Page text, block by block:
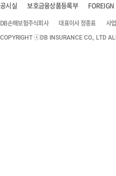
공시실 보호금융상품등록부 FOREIGN
DB손해보험주식회사 대표이사 정종표 사
COPYRIGHT ⓒDB INSURANCE CO., LTD